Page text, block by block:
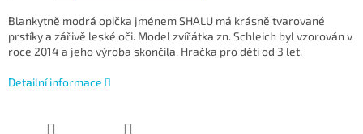
Blankytně modrá opička jménem SHALU má krásně tvarované
prstíky a zářivě leské oči. Model zvířátka zn. Schleich byl vzorován v
roce 2014 a jeho výroba skončila. Hračka pro děti od 3 let.
Detailní informace